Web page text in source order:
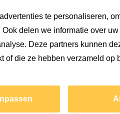
te personaliseren,
delen we informatie over
Deze partners kunnen
of die ze hebben verzameld
een luisterend oor
kan nog wel
waarin er kansen zijn
is een wereldbol die